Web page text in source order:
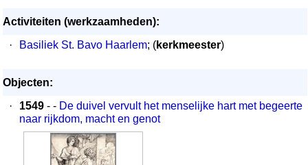
Activiteiten (werkzaamheden):
·
Basiliek St. Bavo Haarlem; (kerkmeester)
Objecten:
·
1549 - - De duivel vervult het menselijke hart met begeerte
naar rijkdom, macht en genot